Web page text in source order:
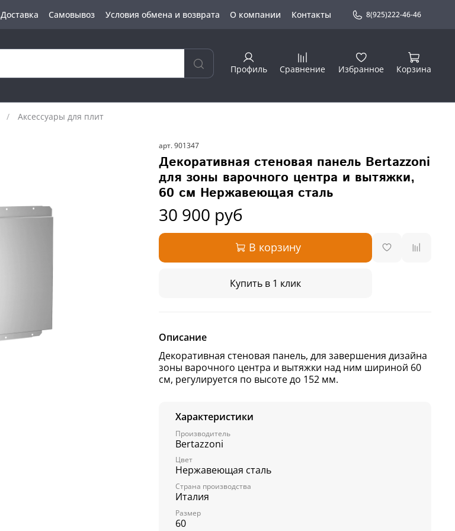
Доставка Самовывоз Условия обмена и возврата О компании Контакты 8(925)222-46-46
Профиль Сравнение Избранное Корзина
Аксессуары для плит
арт. 901347
Декоративная стеновая панель Bertazzoni
для зоны варочного центра и вытяжки,
60 см Нержавеющая сталь
30 900 руб
В корзину
Купить в 1 клик
Описание
Декоративная стеновая панель, для завершения дизайна
зоны варочного центра и вытяжки над ним шириной 60
см, регулируется по высоте до 152 мм.
Характеристики
Производитель
Bertazzoni
Цвет
Нержавеющая сталь
Страна производства
Италия
Размер
60